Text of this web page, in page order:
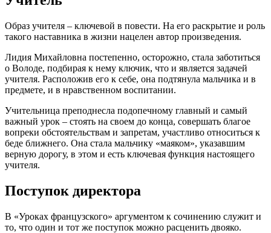
Образ учителя – ключевой в повести. На его раскрытие и роль
такого наставника в жизни нацелен автор произведения.
Лидия Михайловна постепенно, осторожно, стала заботиться
о Володе, подбирая к нему ключик, что и является задачей
учителя. Расположив его к себе, она подтянула мальчика и в
предмете, и в нравственном воспитании.
Учительница преподнесла подопечному главный и самый
важный урок – стоять на своем до конца, совершать благое
вопреки обстоятельствам и запретам, участливо относиться к
беде ближнего. Она стала мальчику «маяком», указавшим
верную дорогу, в этом и есть ключевая функция настоящего
учителя.
Поступок директора
В «Уроках французского» аргументом к сочинению служит и
то, что один и тот же поступок можно расценить двояко.